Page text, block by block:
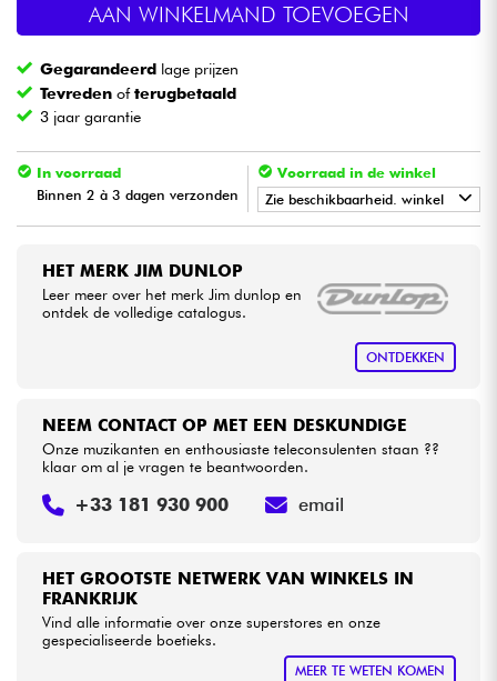
Drums & percussie
Blaasinstrument
Kinderen
Kabels & toebehoren
HiFi
Bekijk onze merken
AAN WINKELMAND TOEVOEGEN
Gegarandeerd lage prijzen
Tevreden ofterugbetaald
3 jaar garantie
In voorraad
Binnen 2 à 3 dagen verzonden
Voorraad in de winkel
Zie beschikbaarheid. winkel
HET MERK JIM DUNLOP
Leer meer over het merk Jim dunlop en
ontdek de volledige catalogus.
ONTDEKKEN
HET GROOTSTE NETWERK VAN WINKELS IN
FRANKRIJK
Vind alle informatie over onze superstores en onze
gespecialiseerde boetieks.
MEER TE WETEN KOMEN
NEEM CONTACT OP MET EEN DESKUNDIGE
Onze muzikanten en enthousiaste teleconsulenten staan ??
klaar om al je vragen te beantwoorden.
+33 181 930 900 email